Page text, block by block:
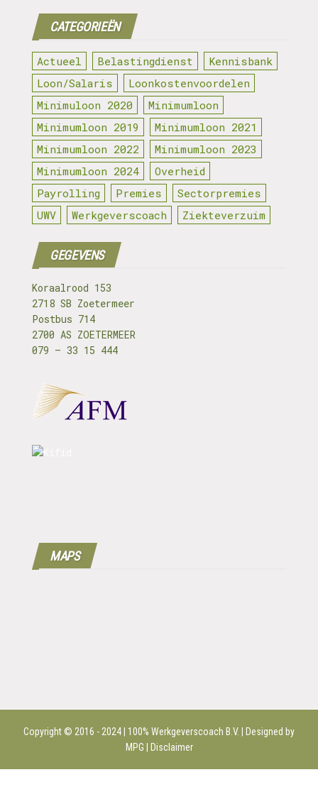
CATEGORIEËN
Actueel Belastingdienst
Kennisbank
Loon/Salaris
Loonkostenvoordelen
Minimuloon 2020
Minimumloon
Minimumloon 2019
Minimumloon 2021
Minimumloon 2022
Minimumloon 2023
Minimumloon 2024
Overheid
Payrolling
Premies
Sectorpremies
UWV
Werkgeverscoach Ziekteverzuim
GEGEVENS
Koraalrood 153
2718 SB Zoetermeer
Postbus 714
2700 AS ZOETERMEER
079 – 33 15 444
MAPS
Copyright © 2016 - 2024 | 100% Werkgeverscoach B.V. | Designed by
MPG | Disclaimer